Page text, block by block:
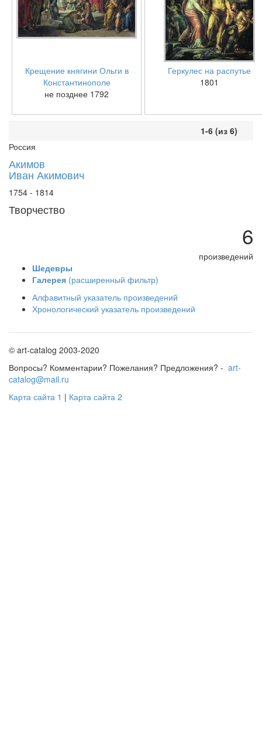
Крещение княгини Ольги в
Константинополе
не позднее 1792
Геркулес на распутье
1801
1-6 (из 6)
Россия
Акимов
Иван Акимович
1754 - 1814
Творчество
6
произведений
Шедевры
Галерея (расширенный фильтр)
Алфавитный указатель произведений
Хронологический указатель произведений
© art-catalog 2003-2020
Вопросы? Комментарии? Пожелания? Предложения? - art-
catalog@mail.ru
Карта сайта 1 | Карта сайта 2